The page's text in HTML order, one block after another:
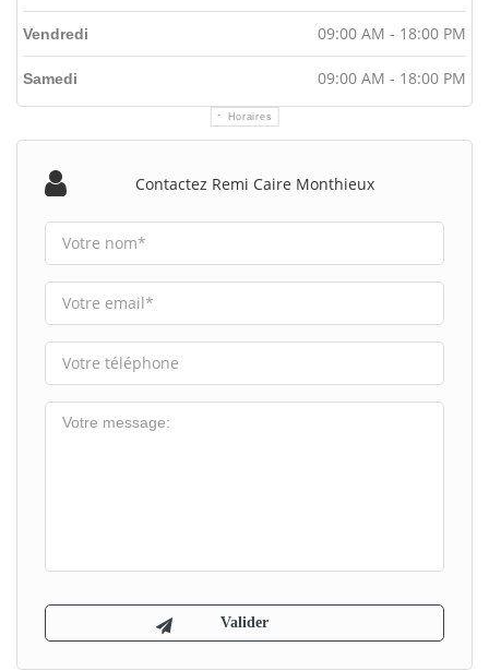
Horaires
Vendredi 09:00 AM - 18:00 PM
Samedi 09:00 AM - 18:00 PM
Contactez Remi Caire Monthieux